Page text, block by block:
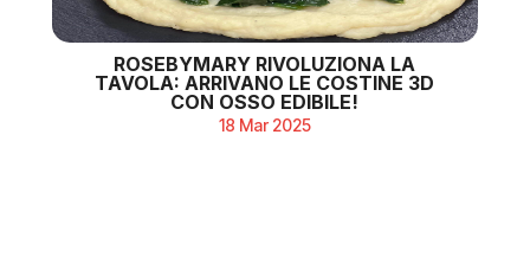
ROSEBYMARY RIVOLUZIONA LA
TAVOLA: ARRIVANO LE COSTINE 3D
CON OSSO EDIBILE!
18 Mar 2025